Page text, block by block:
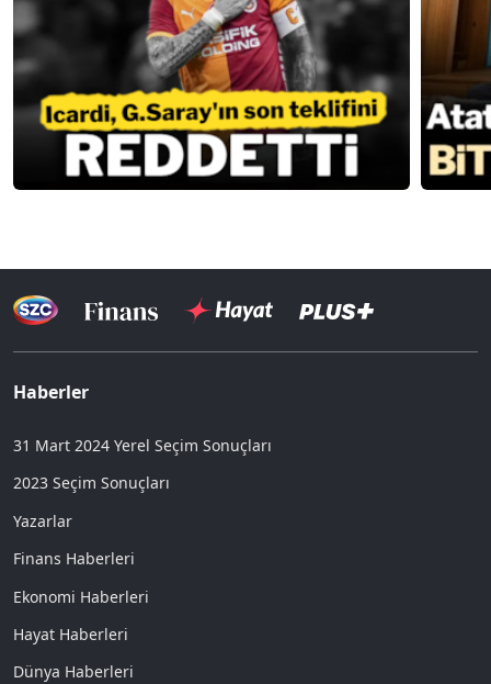
Haberler
31 Mart 2024 Yerel Seçim Sonuçları
2023 Seçim Sonuçları
Yazarlar
Finans Haberleri
Ekonomi Haberleri
Hayat Haberleri
Dünya Haberleri